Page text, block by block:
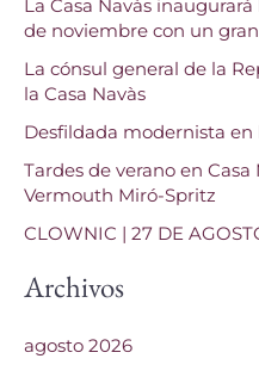
a
r
p
o
r
:
La Casa Navàs
de noviembre con un
La cónsul general de la
la Casa Navàs
Desfildada modernista en
Tardes de verano en
Vermouth Miró-Spritz
CLOWNIC | 27 DE
Archivos
agosto 2026